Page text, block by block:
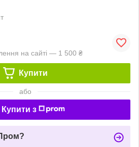
на сайті — 1 500 ₴
Купити
або
Купити з